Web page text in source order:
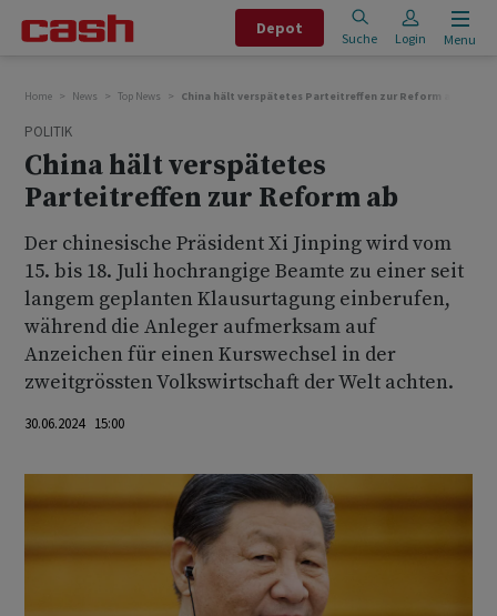
Depot
Suche Login Menu
Home News Top News China hält verspätetes Parteitreffen zur Reform ab
POLITIK
China hält verspätetes
Parteitreffen zur Reform ab
Der chinesische Präsident Xi Jinping wird vom
15. bis 18. Juli hochrangige Beamte zu einer seit
langem geplanten Klausurtagung einberufen,
während die Anleger aufmerksam auf
Anzeichen für einen Kurswechsel in der
zweitgrössten Volkswirtschaft der Welt achten.
30.06.2024 15:00